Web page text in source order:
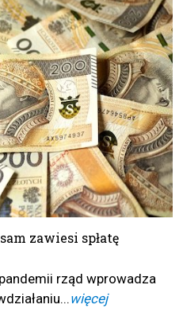
zawiesi spłatę
rząd wprowadza
więcej